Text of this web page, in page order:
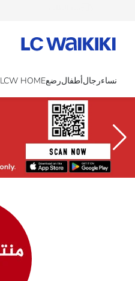
نساءرجالأطفالرضعLCW HOME